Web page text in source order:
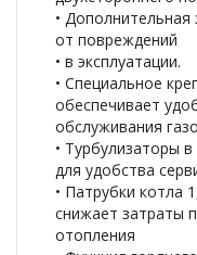
•
от повреждений
• в эксплуатации.
• Специальное
обеспечивает
обслуживания
• Турбулизаторы
для удобства
• Патрубки котла
снижает затраты
отопления